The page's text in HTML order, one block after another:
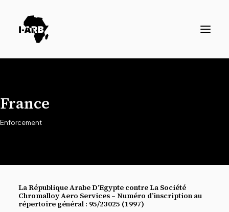
DIRECTORY
ICSID CASES
LOGIN / REGISTER
France
Enforcement
La République Arabe D’Egypte contre La Société
Chromalloy Aero Services – Numéro d’inscription au
répertoire général : 95/23025 (1997)